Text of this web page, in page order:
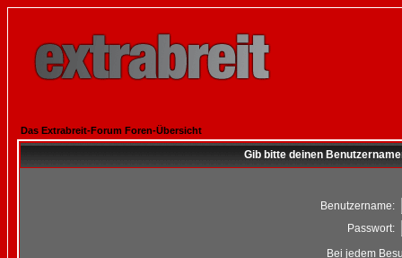
Das Extrabreit-Forum Foren-Übersicht
Gib bitte deinen
Benutzername:
Passwort:
Bei jedem